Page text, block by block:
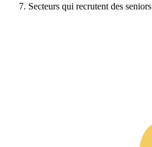
Secteurs qui recrutent des seniors